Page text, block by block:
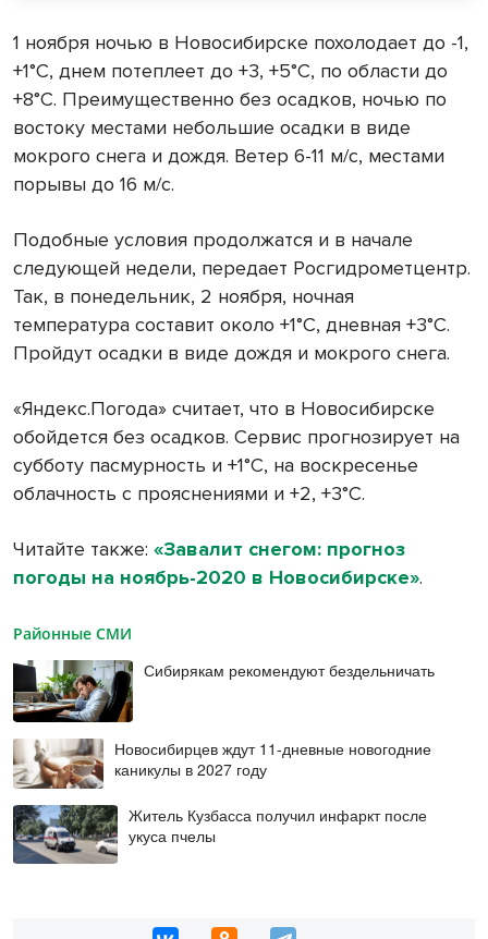
1 ноября ночью в Новосибирске похолодает до -1,
+1°С, днем потеплеет до +3, +5°С, по области до
+8°С. Преимущественно без осадков, ночью по
востоку местами небольшие осадки в виде
мокрого снега и дождя. Ветер 6-11 м/с, местами
порывы до 16 м/с.
Подобные условия продолжатся и в начале
следующей недели, передает Росгидрометцентр.
Так, в понедельник, 2 ноября, ночная
температура составит около +1°С, дневная +3°С.
Пройдут осадки в виде дождя и мокрого снега.
«Яндекс.Погода» считает, что в Новосибирске
обойдется без осадков. Сервис прогнозирует на
субботу пасмурность и +1°С, на воскресенье
облачность с прояснениями и +2, +3°С.
Читайте также: «Завалит снегом: прогноз
погоды на ноябрь-2020 в Новосибирске».
Районные СМИ
Сибирякам рекомендуют бездельничать
Новосибирцев ждут 11-дневные новогодние
каникулы в 2027 году
Житель Кузбасса получил инфаркт после
укуса пчелы